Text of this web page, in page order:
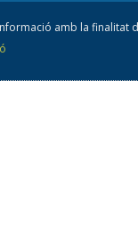
amb la finalitat